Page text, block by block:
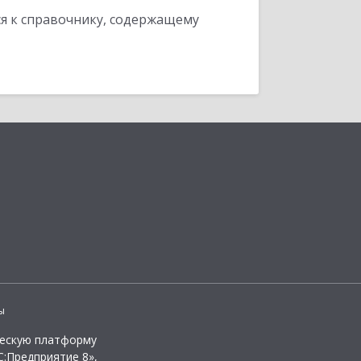
к справочнику, содержащему
платформу
8»,